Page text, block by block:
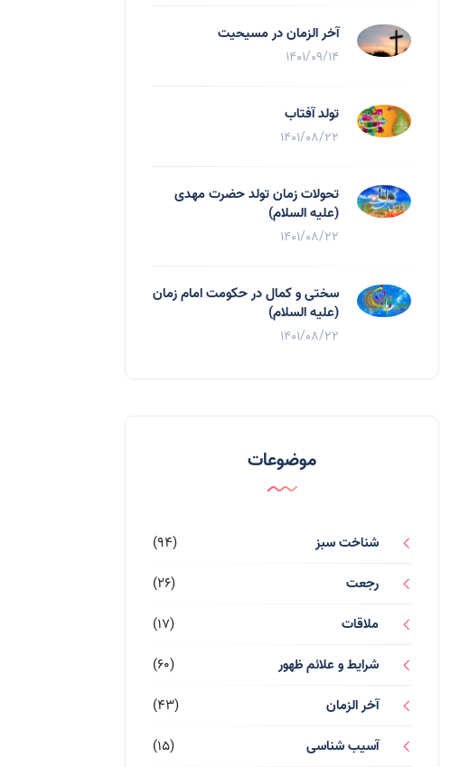
آخر الزمان در مسیحیت
1401/09/14
تولد آفتاب
1401/08/22
تحولات زمان تولد حضرت مهدی
(علیه السلام)
1401/08/22
سختی و کمال در حکومت امام زمان
(علیه السلام)
1401/08/22
موضوعات
شناخت سبز
(94)
رجعت
(26)
ملاقات
(17)
شرایط و علائم ظهور
(60)
آخر الزمان
(43)
آسیب شناسی
(15)